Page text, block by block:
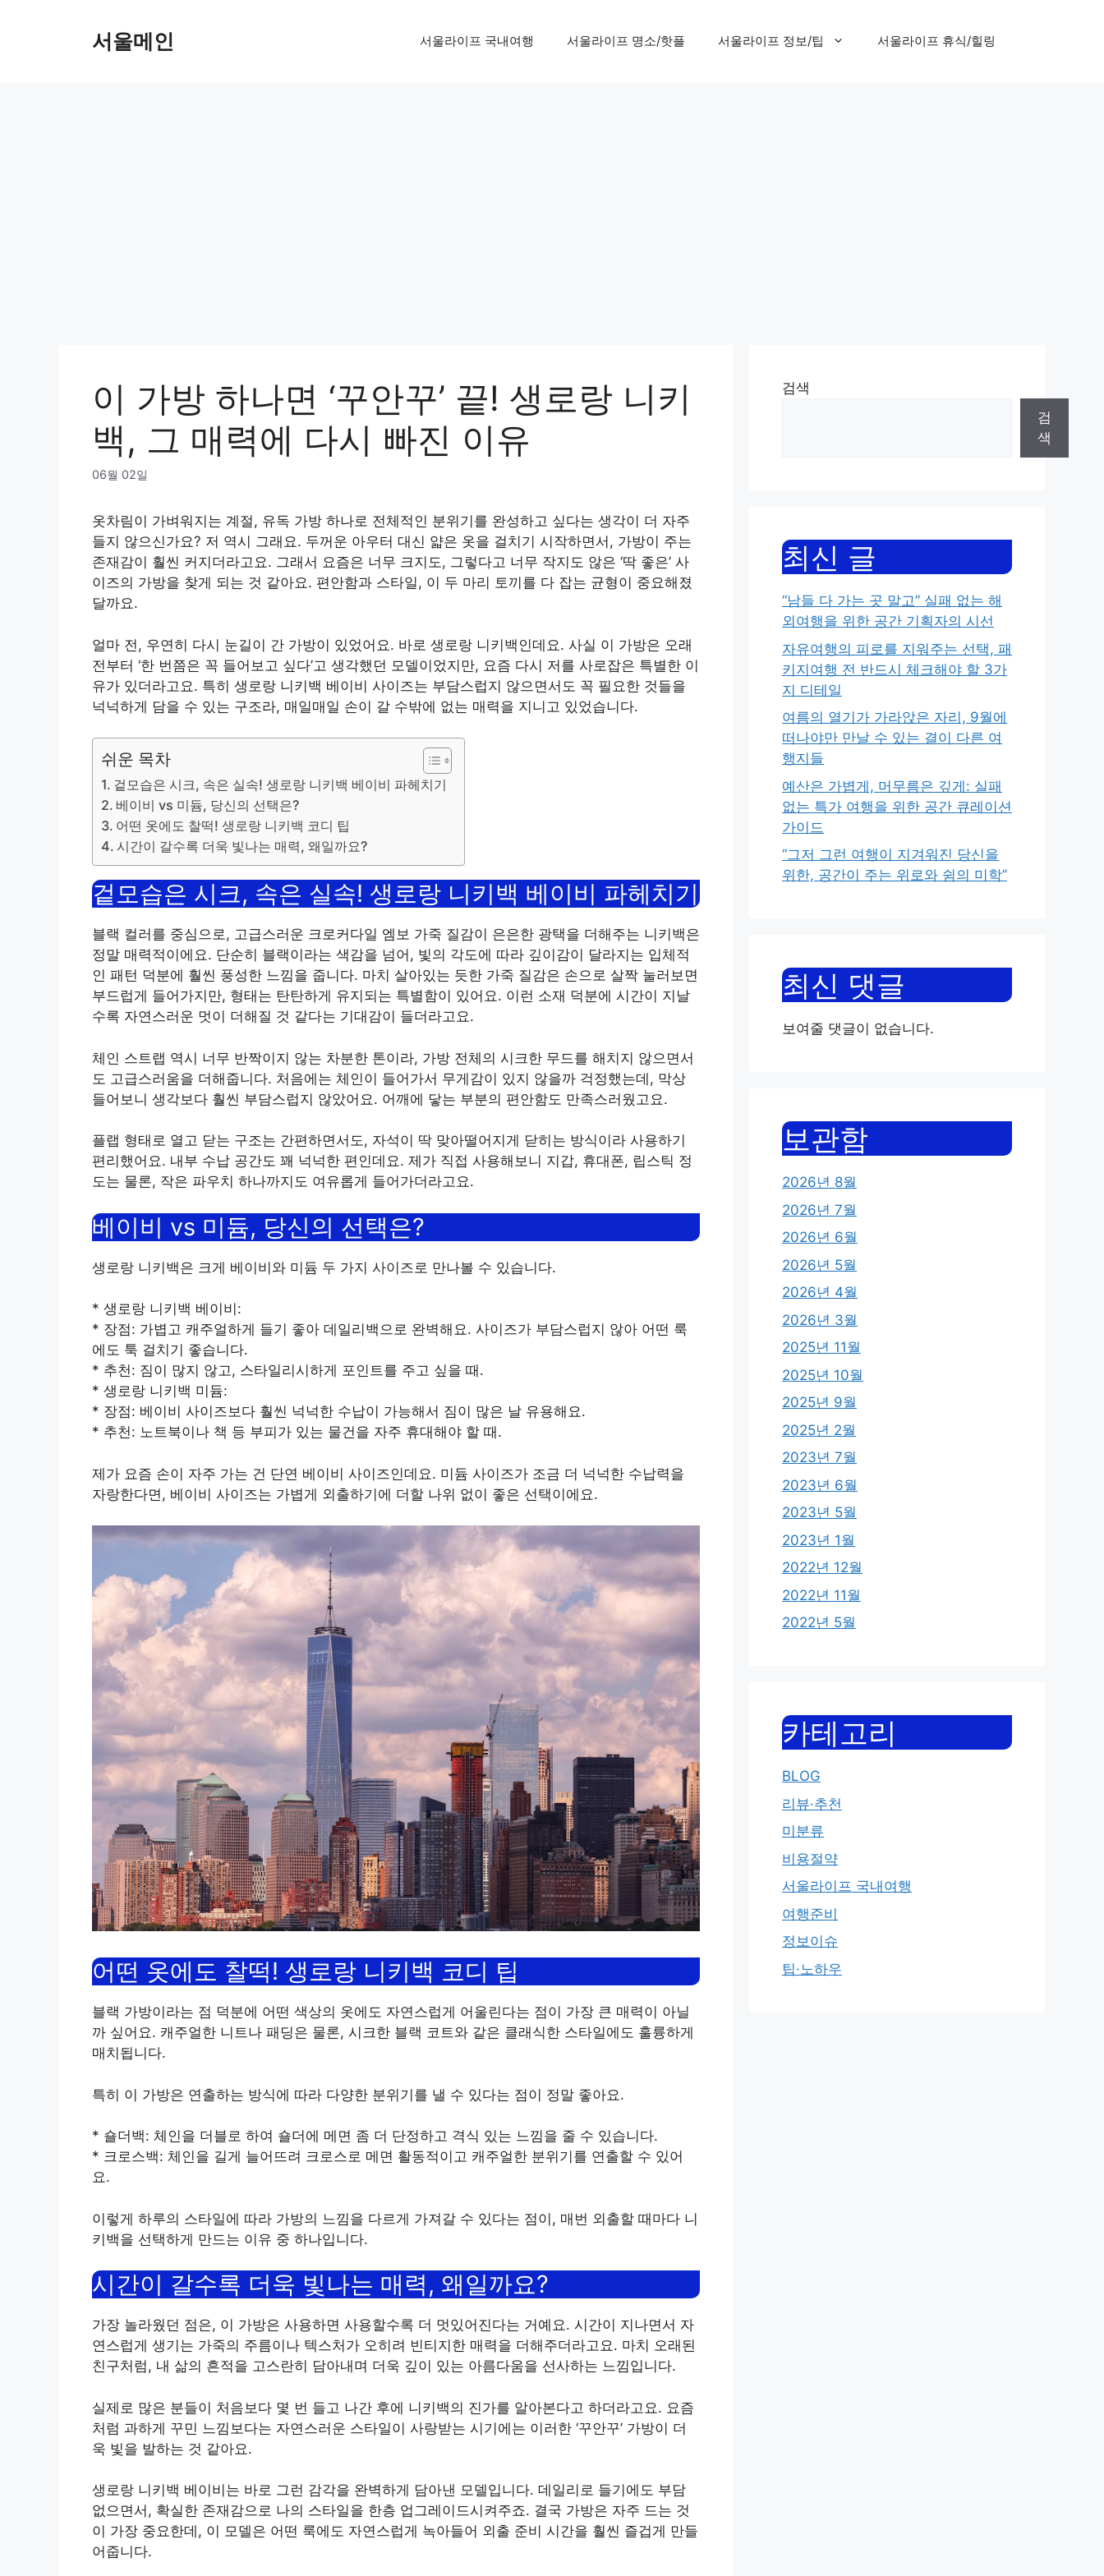
서울메인 서울라이프 국내여행 서울라이프 명소/핫플 서울라이프 정보/팁 서울라이프 휴식/힐링
이 가방 하나면 ‘꾸안꾸’ 끝! 생로랑 니키
백, 그 매력에 다시 빠진 이유
06월 02일
옷차림이 가벼워지는 계절, 유독 가방 하나로 전체적인 분위기를 완성하고 싶다는 생각이 더 자주
들지 않으신가요? 저 역시 그래요. 두꺼운 아우터 대신 얇은 옷을 걸치기 시작하면서, 가방이 주는
존재감이 훨씬 커지더라고요. 그래서 요즘은 너무 크지도, 그렇다고 너무 작지도 않은 ‘딱 좋은’ 사
이즈의 가방을 찾게 되는 것 같아요. 편안함과 스타일, 이 두 마리 토끼를 다 잡는 균형이 중요해졌
달까요.
얼마 전, 우연히 다시 눈길이 간 가방이 있었어요. 바로 생로랑 니키백인데요. 사실 이 가방은 오래
전부터 ‘한 번쯤은 꼭 들어보고 싶다’고 생각했던 모델이었지만, 요즘 다시 저를 사로잡은 특별한 이
유가 있더라고요. 특히 생로랑 니키백 베이비 사이즈는 부담스럽지 않으면서도 꼭 필요한 것들을
넉넉하게 담을 수 있는 구조라, 매일매일 손이 갈 수밖에 없는 매력을 지니고 있었습니다.
쉬운 목차
겉모습은 시크, 속은 실속! 생로랑 니키백 베이비 파헤치기
베이비 vs 미듐, 당신의 선택은?
어떤 옷에도 찰떡! 생로랑 니키백 코디 팁
시간이 갈수록 더욱 빛나는 매력, 왜일까요?
겉모습은 시크, 속은 실속! 생로랑 니키백 베이비 파헤치기
블랙 컬러를 중심으로, 고급스러운 크로커다일 엠보 가죽 질감이 은은한 광택을 더해주는 니키백은
정말 매력적이에요. 단순히 블랙이라는 색감을 넘어, 빛의 각도에 따라 깊이감이 달라지는 입체적
인 패턴 덕분에 훨씬 풍성한 느낌을 줍니다. 마치 살아있는 듯한 가죽 질감은 손으로 살짝 눌러보면
부드럽게 들어가지만, 형태는 탄탄하게 유지되는 특별함이 있어요. 이런 소재 덕분에 시간이 지날
수록 자연스러운 멋이 더해질 것 같다는 기대감이 들더라고요.
체인 스트랩 역시 너무 반짝이지 않는 차분한 톤이라, 가방 전체의 시크한 무드를 해치지 않으면서
도 고급스러움을 더해줍니다. 처음에는 체인이 들어가서 무게감이 있지 않을까 걱정했는데, 막상
들어보니 생각보다 훨씬 부담스럽지 않았어요. 어깨에 닿는 부분의 편안함도 만족스러웠고요.
플랩 형태로 열고 닫는 구조는 간편하면서도, 자석이 딱 맞아떨어지게 닫히는 방식이라 사용하기
편리했어요. 내부 수납 공간도 꽤 넉넉한 편인데요. 제가 직접 사용해보니 지갑, 휴대폰, 립스틱 정
도는 물론, 작은 파우치 하나까지도 여유롭게 들어가더라고요.
베이비 vs 미듐, 당신의 선택은?
생로랑 니키백은 크게 베이비와 미듐 두 가지 사이즈로 만나볼 수 있습니다.
* 생로랑 니키백 베이비:
* 장점: 가볍고 캐주얼하게 들기 좋아 데일리백으로 완벽해요. 사이즈가 부담스럽지 않아 어떤 룩
에도 툭 걸치기 좋습니다.
* 추천: 짐이 많지 않고, 스타일리시하게 포인트를 주고 싶을 때.
* 생로랑 니키백 미듐:
* 장점: 베이비 사이즈보다 훨씬 넉넉한 수납이 가능해서 짐이 많은 날 유용해요.
* 추천: 노트북이나 책 등 부피가 있는 물건을 자주 휴대해야 할 때.
제가 요즘 손이 자주 가는 건 단연 베이비 사이즈인데요. 미듐 사이즈가 조금 더 넉넉한 수납력을
자랑한다면, 베이비 사이즈는 가볍게 외출하기에 더할 나위 없이 좋은 선택이에요.
어떤 옷에도 찰떡! 생로랑 니키백 코디 팁
블랙 가방이라는 점 덕분에 어떤 색상의 옷에도 자연스럽게 어울린다는 점이 가장 큰 매력이 아닐
까 싶어요. 캐주얼한 니트나 패딩은 물론, 시크한 블랙 코트와 같은 클래식한 스타일에도 훌륭하게
매치됩니다.
특히 이 가방은 연출하는 방식에 따라 다양한 분위기를 낼 수 있다는 점이 정말 좋아요.
* 숄더백: 체인을 더블로 하여 숄더에 메면 좀 더 단정하고 격식 있는 느낌을 줄 수 있습니다.
* 크로스백: 체인을 길게 늘어뜨려 크로스로 메면 활동적이고 캐주얼한 분위기를 연출할 수 있어
요.
이렇게 하루의 스타일에 따라 가방의 느낌을 다르게 가져갈 수 있다는 점이, 매번 외출할 때마다 니
키백을 선택하게 만드는 이유 중 하나입니다.
시간이 갈수록 더욱 빛나는 매력, 왜일까요?
가장 놀라웠던 점은, 이 가방은 사용하면 사용할수록 더 멋있어진다는 거예요. 시간이 지나면서 자
연스럽게 생기는 가죽의 주름이나 텍스처가 오히려 빈티지한 매력을 더해주더라고요. 마치 오래된
친구처럼, 내 삶의 흔적을 고스란히 담아내며 더욱 깊이 있는 아름다움을 선사하는 느낌입니다.
실제로 많은 분들이 처음보다 몇 번 들고 나간 후에 니키백의 진가를 알아본다고 하더라고요. 요즘
처럼 과하게 꾸민 느낌보다는 자연스러운 스타일이 사랑받는 시기에는 이러한 ‘꾸안꾸’ 가방이 더
욱 빛을 발하는 것 같아요.
생로랑 니키백 베이비는 바로 그런 감각을 완벽하게 담아낸 모델입니다. 데일리로 들기에도 부담
없으면서, 확실한 존재감으로 나의 스타일을 한층 업그레이드시켜주죠. 결국 가방은 자주 드는 것
이 가장 중요한데, 이 모델은 어떤 룩에도 자연스럽게 녹아들어 외출 준비 시간을 훨씬 즐겁게 만들
어줍니다.
검색
검
색
최신 글
“남들 다 가는 곳 말고” 실패 없는 해
외여행을 위한 공간 기획자의 시선
자유여행의 피로를 지워주는 선택, 패
키지여행 전 반드시 체크해야 할 3가
지 디테일
여름의 열기가 가라앉은 자리, 9월에
떠나야만 만날 수 있는 결이 다른 여
행지들
예산은 가볍게, 머무름은 깊게: 실패
없는 특가 여행을 위한 공간 큐레이션
가이드
“그저 그런 여행이 지겨워진 당신을
위한, 공간이 주는 위로와 쉼의 미학”
최신 댓글
보여줄 댓글이 없습니다.
보관함
2026년 8월
2026년 7월
2026년 6월
2026년 5월
2026년 4월
2026년 3월
2025년 11월
2025년 10월
2025년 9월
2025년 2월
2023년 7월
2023년 6월
2023년 5월
2023년 1월
2022년 12월
2022년 11월
2022년 5월
카테고리
BLOG
리뷰·추천
미분류
비용절약
서울라이프 국내여행
여행준비
정보이슈
팁·노하우